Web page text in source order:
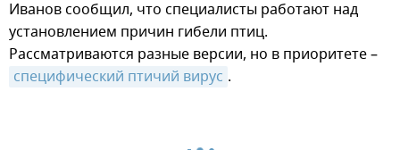
Иванов сообщил, что специалисты работают над
установлением причин гибели птиц.
Рассматриваются разные версии, но в приоритете –
специфический птичий вирус .